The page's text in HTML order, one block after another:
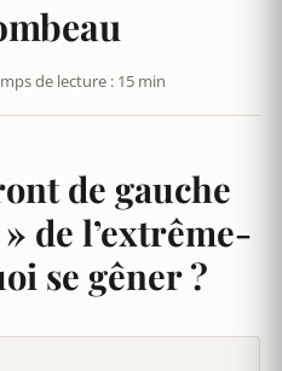
de lecture : 15 min
de gauche
de l’extrême-
se gêner ?